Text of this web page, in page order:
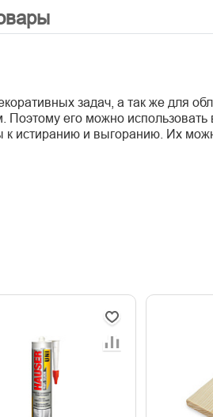
задач, а так же для
Поэтому его можно использовать
истиранию и выгоранию. Их